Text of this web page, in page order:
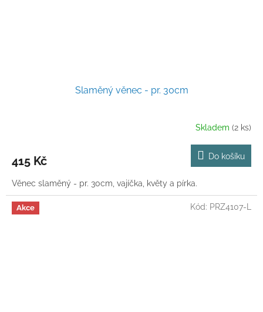
Slaměný věnec - pr. 30cm
Skladem (2 ks)
415 Kč Do košíku
Věnec slaměný - pr. 30cm, vajíčka, květy a pírka.
Akce Kód: PRZ4107-L